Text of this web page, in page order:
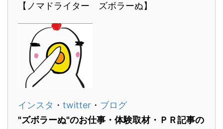
【ノマドライター ズボラーぬ】
インスタ ・ twitter ・ ブログ
"ズボラーぬ"のお仕事・体験取材・ＰＲ記事の